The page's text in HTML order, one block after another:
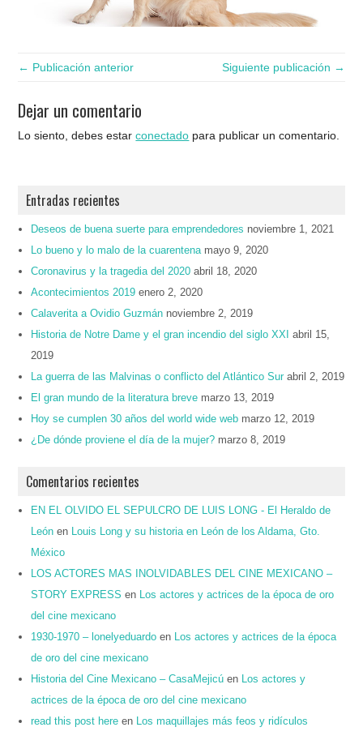
← Publicación anterior Siguiente publicación →
Dejar un comentario
Lo siento, debes estarconectado para publicar un comentario.
Entradas recientes
Deseos de buena suerte para emprendedores noviembre 1, 2021
Lo bueno y lo malo de la cuarentena mayo 9, 2020
Coronavirus y la tragedia del 2020 abril 18, 2020
Acontecimientos 2019 enero 2, 2020
Calaverita a Ovidio Guzmán noviembre 2, 2019
Historia de Notre Dame y el gran incendio del siglo XXI abril 15,
2019
La guerra de las Malvinas o conflicto del Atlántico Sur abril 2, 2019
El gran mundo de la literatura breve marzo 13, 2019
Hoy se cumplen 30 años del world wide web marzo 12, 2019
¿De dónde proviene el día de la mujer? marzo 8, 2019
Comentarios recientes
EN EL OLVIDO EL SEPULCRO DE LUIS LONG - El Heraldo de
León en Louis Long y su historia en León de los Aldama, Gto.
México
LOS ACTORES MAS INOLVIDABLES DEL CINE MEXICANO –
STORY EXPRESS en Los actores y actrices de la época de oro
del cine mexicano
1930-1970 – lonelyeduardo en Los actores y actrices de la época
de oro del cine mexicano
Historia del Cine Mexicano – CasaMejicú en Los actores y
actrices de la época de oro del cine mexicano
read this post here en Los maquillajes más feos y ridículos